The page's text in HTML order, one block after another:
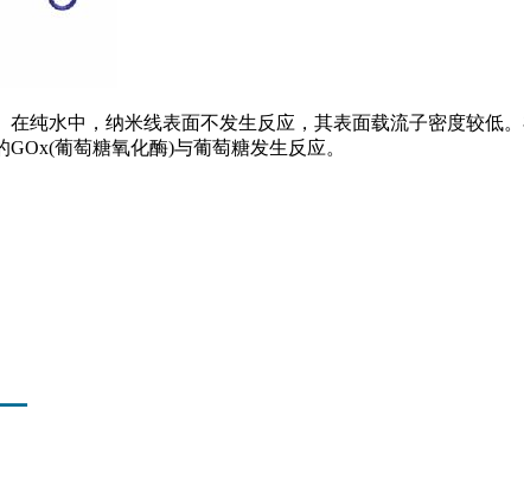
纯水中，纳米线表面不发生反应，其表面载流子密度较低
葡萄糖氧化酶)与葡萄糖发生反应。